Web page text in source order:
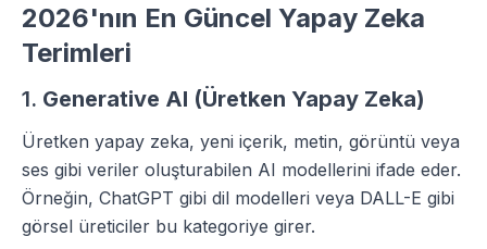
2026'nın En Güncel Yapay Zeka
Terimleri
1. Generative AI (Üretken Yapay Zeka)
Üretken yapay zeka, yeni içerik, metin, görüntü veya
ses gibi veriler oluşturabilen AI modellerini ifade eder.
Örneğin, ChatGPT gibi dil modelleri veya DALL-E gibi
görsel üreticiler bu kategoriye girer.